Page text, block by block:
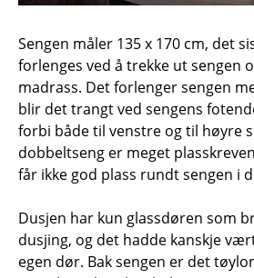
Sengen måler 135 x 170 cm, det
forlenges ved å trekke ut sengen
madrass. Det forlenger sengen
blir det trangt ved sengens
forbi både til venstre og til høyre
dobbeltseng er meget
får ikke god plass rundt sengen i
Dusjen har kun glassdøren som
dusjing, og det hadde kanskje
egen dør. Bak sengen er det